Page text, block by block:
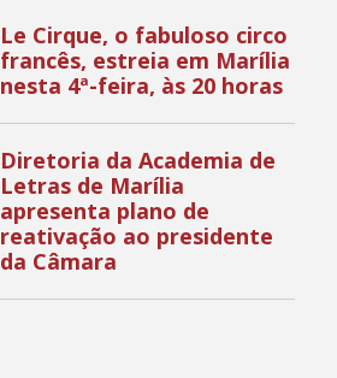
Le Cirque, o fabuloso circo
francês, estreia em Marília
nesta 4ª-feira, às 20 horas
Diretoria da Academia de
Letras de Marília
apresenta plano de
reativação ao presidente
da Câmara